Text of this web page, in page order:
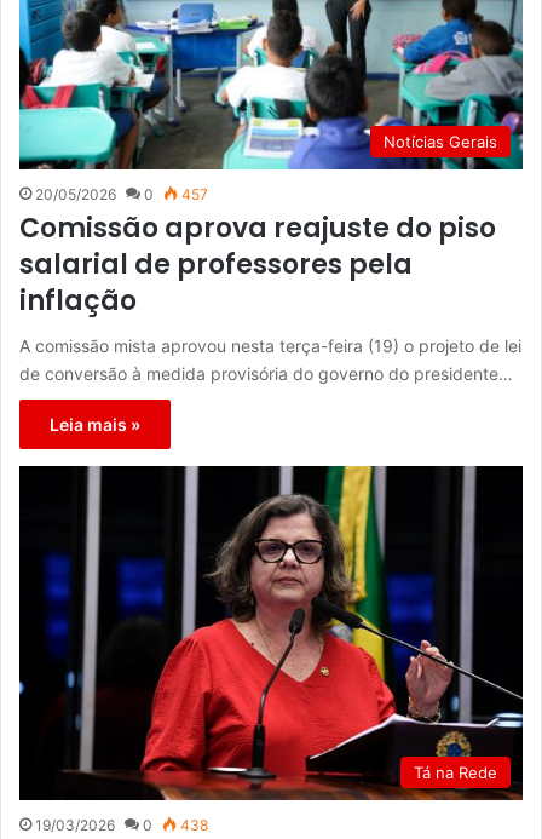
Notícias Gerais
20/05/2026 0 457
Comissão aprova reajuste do piso
salarial de professores pela
inflação
A comissão mista aprovou nesta terça-feira (19) o projeto de lei
de conversão à medida provisória do governo do presidente…
Leia mais »
Tá na Rede
19/03/2026 0 438